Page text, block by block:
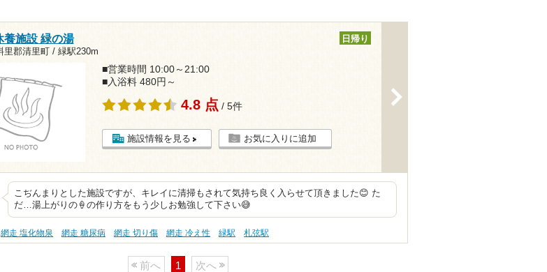
養施設 緑の湯
里郡清里町 / 緑駅230m
日帰り
■営業時間 10:00～21:00
■入浴料 480円～
4.8 点 / 5件
施設情報を見る お気に入りに追加
こぢんまりとした施設ですが、キレイに清掃もされて気持ち良く入らせて頂きました😊 た
だ…湯上がりの🍦の作り方をもう少しお勉強して下さい😅
網走 塩化物泉 網走 糖尿病 網走 切り傷 網走 冷え性 緑駅 札弦駅
前へ 1 次へ